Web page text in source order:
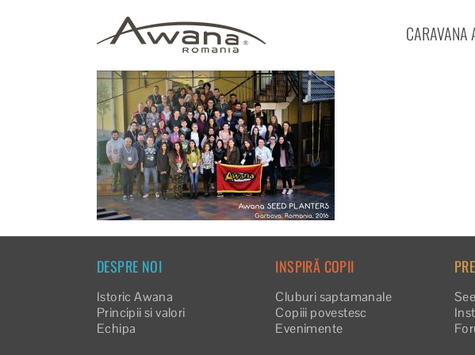
CARAVANA
DESPRE NOI
Istoric Awana
Principii si valori
Echipa
INSPIRĂ COPII
Cluburi saptamanale
Copiii povestesc
Evenimente